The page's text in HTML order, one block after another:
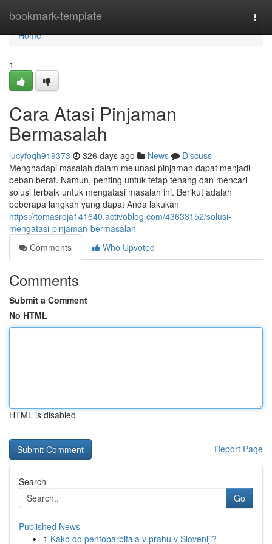
bookmark-template
Home
Home
1
Cara Atasi Pinjaman
Bermasalah
lucyfoqh919373 326 days ago News
Discuss
Menghadapi masalah dalam melunasi pinjaman dapat menjadi
beban berat. Namun, penting untuk tetap tenang dan mencari
solusi terbaik untuk mengatasi masalah ini. Berikut adalah
beberapa langkah yang dapat Anda lakukan
https://tomasroja141640.activoblog.com/43633152/solusi-
mengatasi-pinjaman-bermasalah
Comments
Who Upvoted
Comments
Submit a Comment
No HTML
HTML is disabled
Report Page
Search
Go
Published News
1 Kako do pentobarbitala v prahu v Sloveniji?